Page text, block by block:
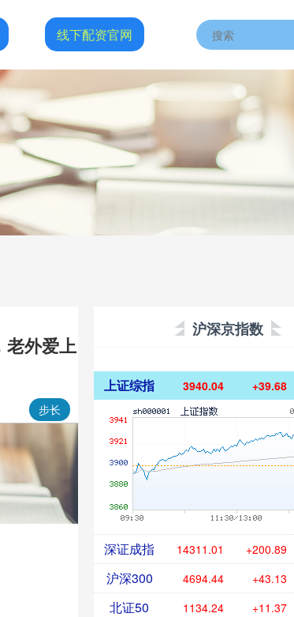
线下配资官网
老外爱上
步长
沪深京指数
上证综指 3940.04 +39.68
深证成指 14311.01 +200.89
沪深300 4694.44 +43.13
北证50 1134.24 +11.37